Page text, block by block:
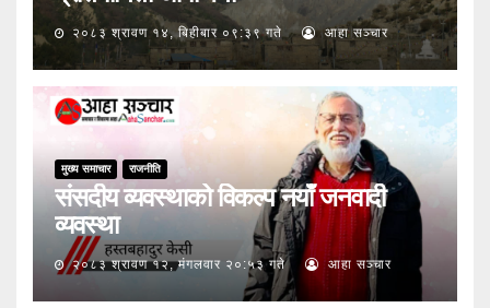
२०८३ श्रावण १४, बिहीबार ०९:३९ गते आहा सञ्चार
मुख्य समाचार राजनीति
संसदीय व्यवस्थाको विकल्प नयाँ जनवादी
व्यवस्था
२०८३ श्रावण १२, मंगलवार २०:५३ गते आहा सञ्चार